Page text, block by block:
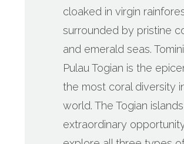
cloaked in virgin
surrounded by pristine
and emerald seas.
Pulau Togian is the
the most coral diversity
world. The Togian
extraordinary